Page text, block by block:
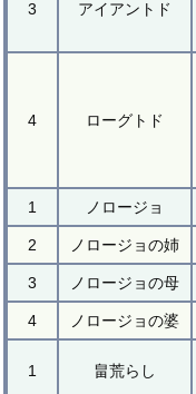
3 アイアントド
4 ローグトド
1 ノロージョ
2 ノロージョの姉
3 ノロージョの母
4 ノロージョの婆
1 畠荒らし